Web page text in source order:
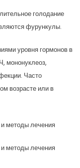
голодание
фурункулы.
уровня гормонов в
мононуклеоз,
Часто
возрасте или в